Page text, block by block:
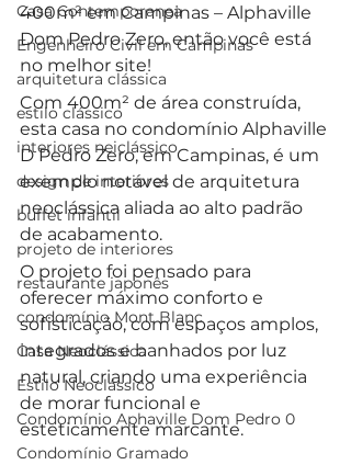
Casa Contemporanea
Engenheiro Civil em Campinas
arquitetura clássica
estilo clássico
interiores neiclássico
design de interiores
buffet infantil
projeto de interiores
restaurante japonês
condomínio Mont Blanc
Casa Neoclássica
Estilo Neoclássico
Condomínio Aphaville Dom Pedro 0
Condomínio Gramado
400m² em Campinas – Alphaville
Dom Pedro Zero, então você está
no melhor site!
Com 400m² de área construída,
esta casa no condomínio Alphaville
D Pedro Zero, em Campinas, é um
exemplo notável de arquitetura
neoclássica aliada ao alto padrão
de acabamento.
O projeto foi pensado para
oferecer máximo conforto e
sofisticação, com espaços amplos,
integrados e banhados por luz
natural, criando uma experiência
de morar funcional e
esteticamente marcante.